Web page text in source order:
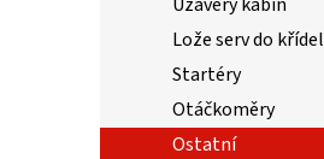
Lože serv do křídel
Startéry
Otáčkoměry
Ostatní